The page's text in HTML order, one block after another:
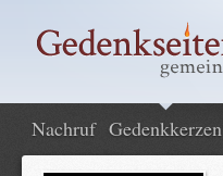
Nachruf Gedenkkerzen